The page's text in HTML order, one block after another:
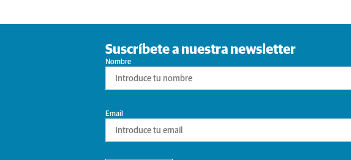
Suscríbete a nuestra newsletter
Nombre
Email